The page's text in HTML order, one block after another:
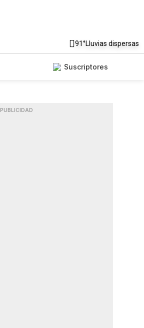
91°Lluvias dispersas
Suscriptores
PUBLICIDAD